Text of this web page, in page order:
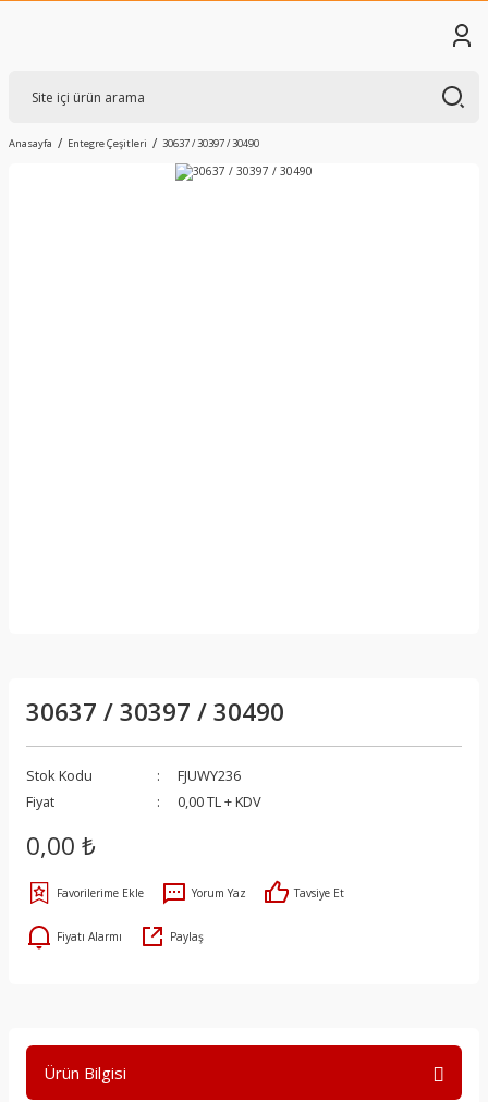
Anasayfa Entegre Çeşitleri 30637 / 30397 / 30490
30637 / 30397 / 30490
Stok Kodu
FJUWY236
Fiyat
0,00 TL + KDV
0,00 ₺
Yorum Yaz Tavsiye Et
Fiyatı Alarmı Paylaş
Ürün Bilgisi